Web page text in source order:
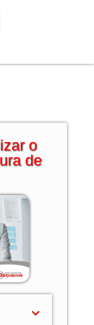
o
de